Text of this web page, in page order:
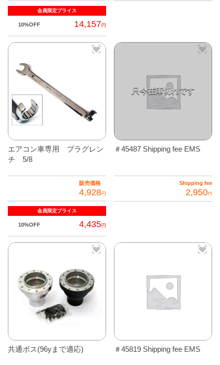
会員限定プライス
10%OFF 14,157円
こ
に
は
複
バ
シ
ョ
が
す。
ョ
ン
エアコン車専用 プラグレン
チ 5/8
販売価格
4,928円
会員限定プライス
10%OFF 4,435円
＃45487 Shipping fee EMS
Shipping fee
2,950円
共通ボス(96yまで適応) ＃45819 Shipping fee EMS